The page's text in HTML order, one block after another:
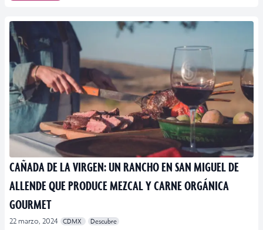
CAÑADA DE LA VIRGEN: UN RANCHO EN SAN MIGUEL DE
ALLENDE QUE PRODUCE MEZCAL Y CARNE ORGÁNICA
GOURMET
22 marzo, 2024 CDMX
Descubre